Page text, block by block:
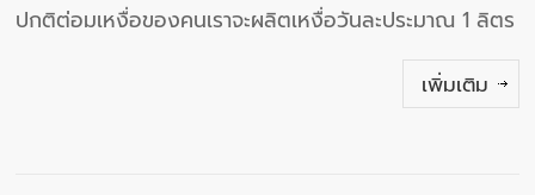
ปกติต่อมเหงื่อของคนเราจะผลิตเหงื่อวันละประมาณ 1 ลิตร
เพิ่มเติม